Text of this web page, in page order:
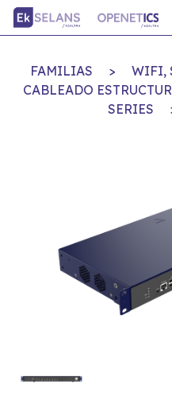
FAMILIAS >
WIFI,
CABLEADO
SERIES